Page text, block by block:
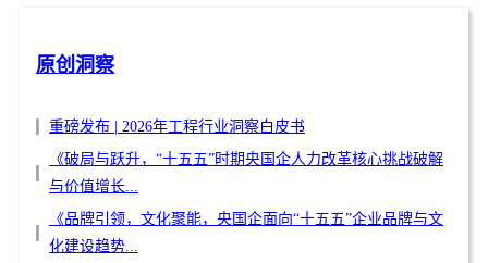
原创洞察
重磅发布 | 2026年工程行业洞察白皮书
《破局与跃升，“十五五”时期央国企人力改革核心挑战破解
与价值增长...
《品牌引领，文化聚能，央国企面向“十五五”企业品牌与文
化建设趋势...